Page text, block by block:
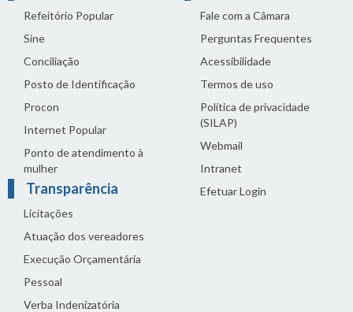
Refeitório Popular
Sine
Conciliação
Posto de Identificação
Procon
Internet Popular
Ponto de atendimento à
mulher
Transparência
Licitações
Atuação dos vereadores
Execução Orçamentária
Pessoal
Verba Indenizatória
Fale com a Câmara
Perguntas Frequentes
Acessibilidade
Termos de uso
Política de privacidade
(SILAP)
Webmail
Intranet
Efetuar Login